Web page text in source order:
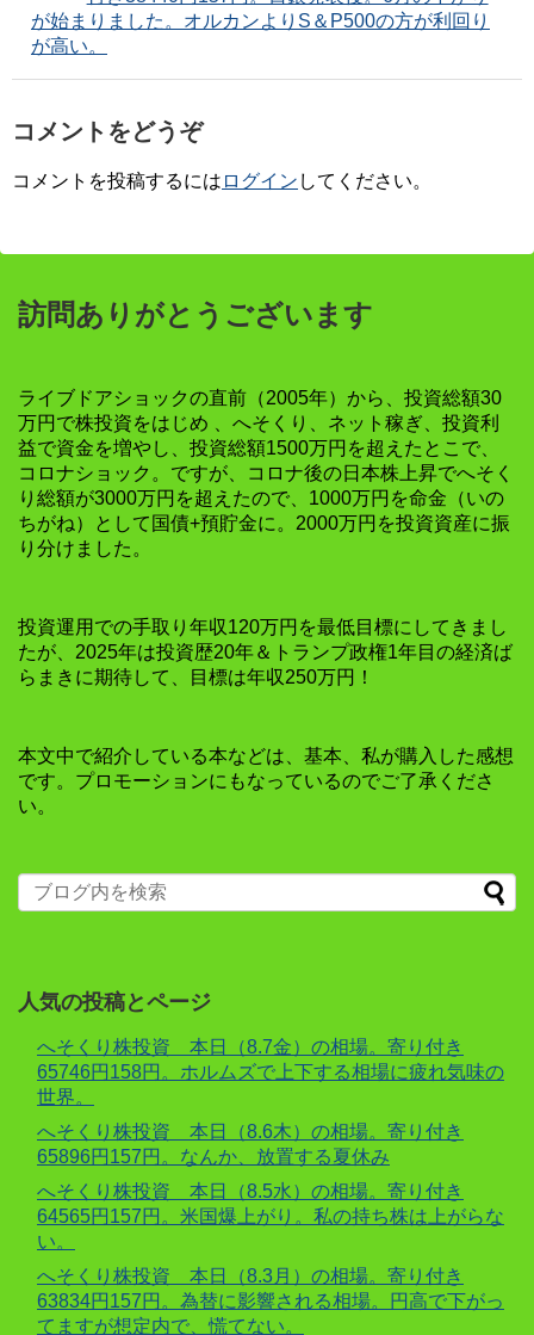
が始まりました。オルカンよりS＆P500の方が利回り
が高い。
コメントをどうぞ
コメントを投稿するには ログイン してください。
訪問ありがとうございます
ライブドアショックの直前（2005年）から、投資総額30
万円で株投資をはじめ 、へそくり、ネット稼ぎ、投資利
益で資金を増やし、投資総額1500万円を超えたとこで、
コロナショック。ですが、コロナ後の日本株上昇でへそく
り総額が3000万円を超えたので、1000万円を命金（いの
ちがね）として国債+預貯金に。2000万円を投資資産に振
り分けました。
投資運用での手取り年収120万円を最低目標にしてきまし
たが、2025年は投資歴20年＆トランプ政権1年目の経済ば
らまきに期待して、目標は年収250万円！
本文中で紹介している本などは、基本、私が購入した感想
です。プロモーションにもなっているのでご了承くださ
い。
人気の投稿とページ
へそくり株投資 本日（8.7金）の相場。寄り付き
65746円158円。ホルムズで上下する相場に疲れ気味の
世界。
へそくり株投資 本日（8.6木）の相場。寄り付き
65896円157円。なんか、放置する夏休み
へそくり株投資 本日（8.5水）の相場。寄り付き
64565円157円。米国爆上がり。私の持ち株は上がらな
い。
へそくり株投資 本日（8.3月）の相場。寄り付き
63834円157円。為替に影響される相場。円高で下がっ
てますが想定内で、慌てない。